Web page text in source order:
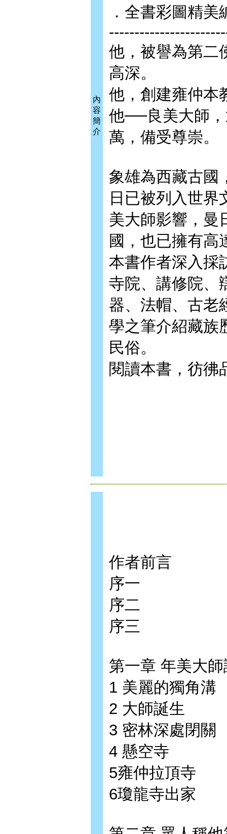
內
容
簡
介
．全書彩圖精
他，被譽為第二
高深。
他，創建雍仲本
他──良美大師
萬，備受尊崇。
象雄為西藏古國
日已被列入世
美大師影響，曼
國，也已擁有高
本書作者深入採
寺院、講修院、
器、法帽、古老
學之筆介紹藏族
民俗。
閱讀本書，彷彿
作者前言
序一
序二
序三
第一章 年美大
1 美麗的獨角溝
2 大師誕生
3 密林深處閉關
4 懸空寺
5雍仲拉頂寺
6瓊龍寺出家